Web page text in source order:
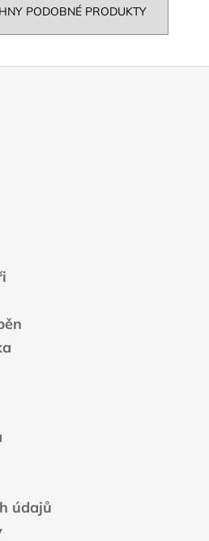
PODOBNÉ PRODUKTY
údajů